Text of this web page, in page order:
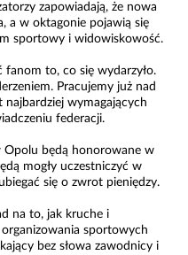
zapowiadają, że nowa
a w oktagonie pojawią się
sportowy i widowiskowość.
to, co się wydarzyło.
Pracujemy już nad
wymagających
federacji.
Opolu będą honorowane w
mogły uczestniczyć w
się o zwrot pieniędzy.
na to, jak kruche i
sportowych
bez słowa zawodnicy i